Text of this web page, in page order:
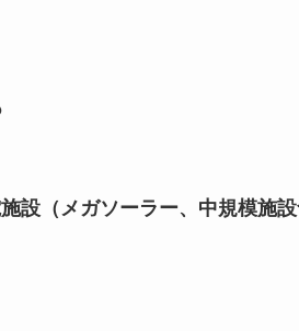
設（メガソーラー、中規模施